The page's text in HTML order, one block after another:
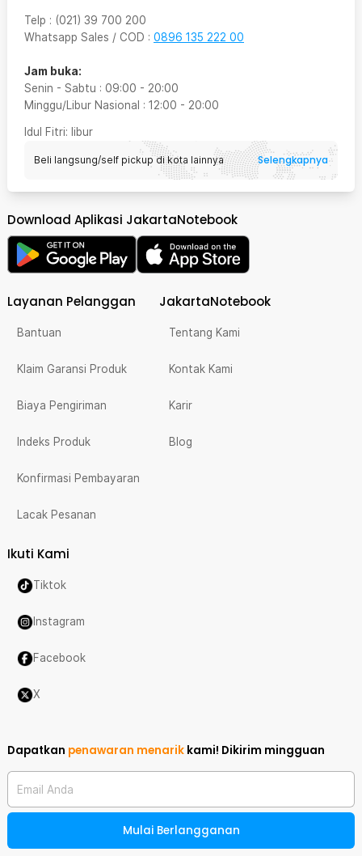
Telp : (021) 39 700 200
Whatsapp Sales / COD : 0896 135 222 00
Jam buka:
Senin - Sabtu : 09:00 - 20:00
Minggu/Libur Nasional : 12:00 - 20:00
Idul Fitri: libur
Beli langsung/self pickup di kota lainnya Selengkapnya
Download Aplikasi JakartaNotebook
Layanan Pelanggan
Bantuan
Klaim Garansi Produk
Biaya Pengiriman
Indeks Produk
Konfirmasi Pembayaran
Lacak Pesanan
JakartaNotebook
Tentang Kami
Kontak Kami
Karir
Blog
Ikuti Kami
Tiktok
Instagram
Facebook
X
Dapatkan penawaran menarik kami! Dikirim mingguan
Email Anda
Mulai Berlangganan